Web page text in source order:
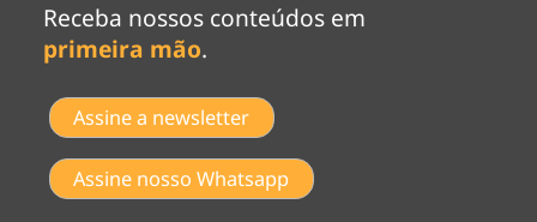
Receba nossos conteúdos em
primeira mão.
Assine a newsletter
Assine nosso Whatsapp